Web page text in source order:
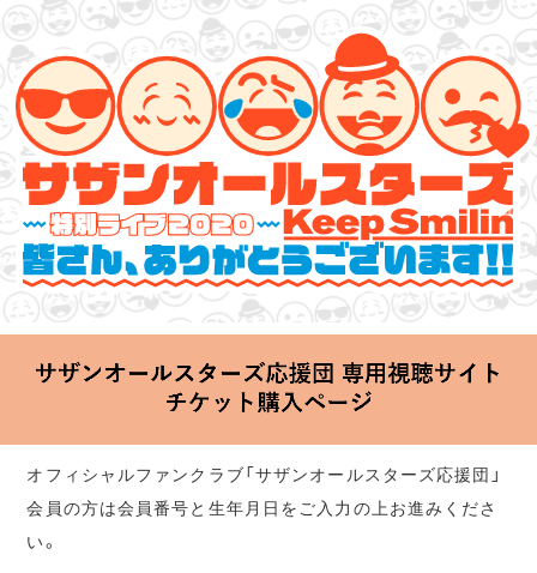
サザンオールスターズ 特別ライブ 2020
「Keep Smilin’～皆さん、ありがとうございます!!～」
2020.06.25 Thu 20:00 Start at 横浜アリーナ
オフィシャルファンクラブ「サザンオールスターズ応援団」
会員の方は会員番号と生年月日をご入力の上お進みくださ
い。